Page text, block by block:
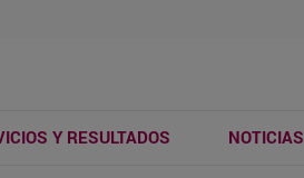
Y RESULTADOS NOTICIAS